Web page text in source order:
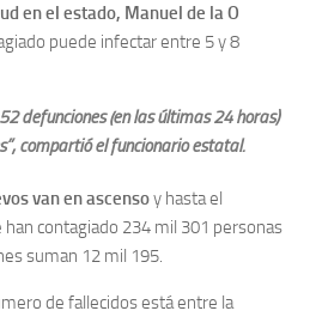
en el estado, Manuel de la O
puede infectar entre 5 y 8
defunciones (en las últimas 24 horas)
compartió el funcionario estatal.
van en ascensoy hasta el
contagiado 234 mil 301 personas
suman 12 mil 195.
de fallecidos está entre la